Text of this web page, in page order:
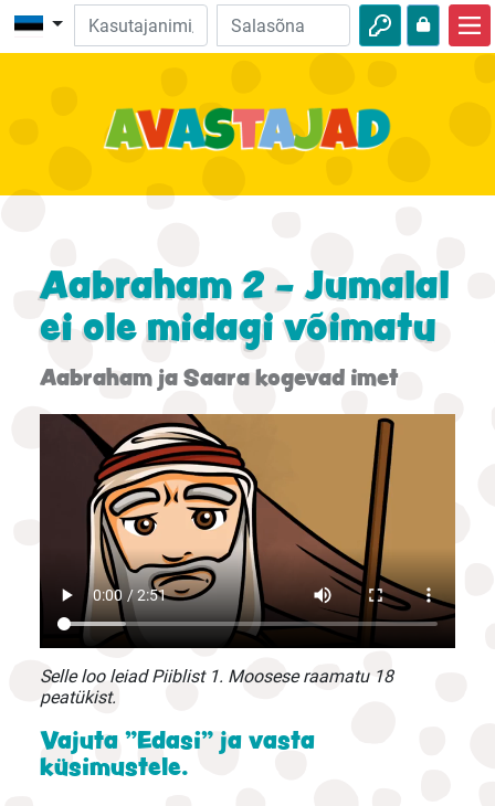
Piibliseiklused
Seiklused
Tegevused
Aabraham 2 - Jumalal
ei ole midagi võimatu
Aabraham ja Saara kogevad imet
Selle loo leiad Piiblist 1. Moosese raamatu 18
peatükist.
Vajuta "Edasi" ja vasta
küsimustele.